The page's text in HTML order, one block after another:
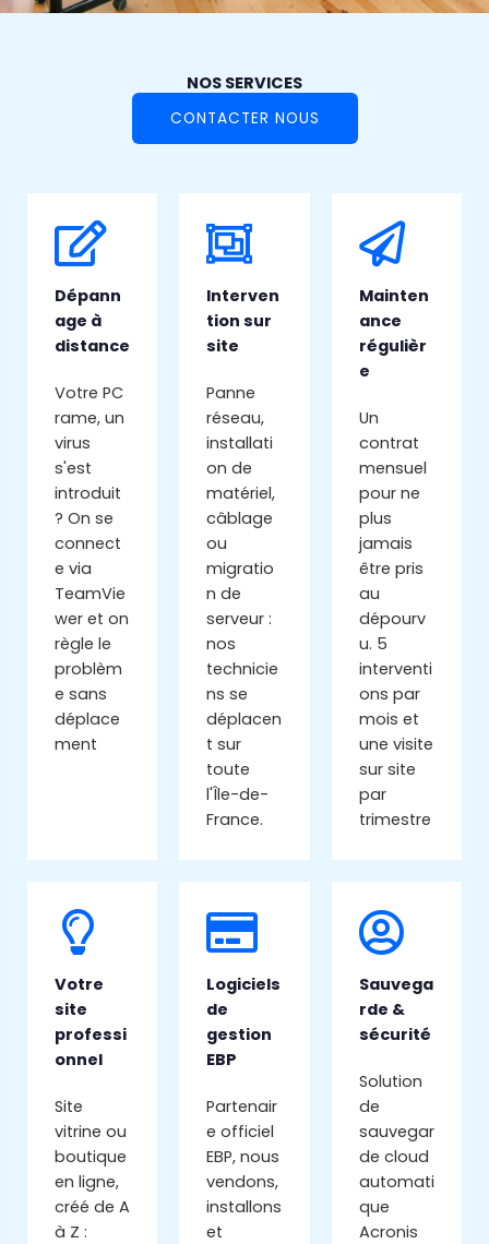
NOS SERVICES
CONTACTER NOUS
Dépann
age à
distance
Votre PC
rame, un
virus
s'est
introduit
? On se
connect
e via
TeamVie
wer et on
règle le
problèm
e sans
déplace
ment
Interven
tion sur
site
Panne
réseau,
installati
on de
matériel,
câblage
ou
migratio
n de
serveur :
nos
technicie
ns se
déplacen
t sur
toute
l'Île-de-
France.
Mainten
ance
régulièr
e
Un
contrat
mensuel
pour ne
plus
jamais
être pris
au
dépourv
u. 5
interventi
ons par
mois et
une visite
sur site
par
trimestre
Votre
site
professi
onnel
Site
vitrine ou
boutique
en ligne,
créé de A
à Z :
Logiciels
de
gestion
EBP
Partenair
e officiel
EBP, nous
vendons,
installons
et
Sauvega
rde &
sécurité
Solution
de
sauvegar
de cloud
automati
que
Acronis